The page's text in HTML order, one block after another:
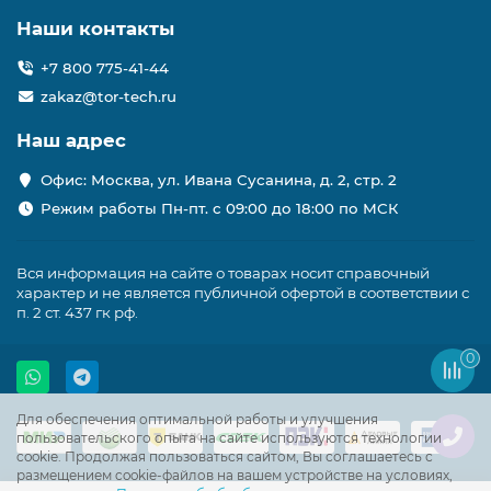
Для обеспечения оптимальной работы и улучшения
пользовательского опыта на сайте используются технологии
cookie. Продолжая пользоваться сайтом, Вы соглашаетесь с
размещением cookie-файлов на вашем устройстве на условиях,
Наши контакты
+7 800 775-41-44
zakaz@tor-tech.ru
Наш адрес
Офис: Москва, ул. Ивана Сусанина, д. 2, стр. 2
Режим работы Пн-пт. с 09:00 до 18:00 по МСК
Вся информация на сайте о товарах носит справочный
характер и не является публичной офертой в соответствии с
п. 2 ст. 437 гк рф.
0